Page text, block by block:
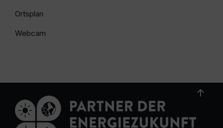
Ortsplan
Webcam